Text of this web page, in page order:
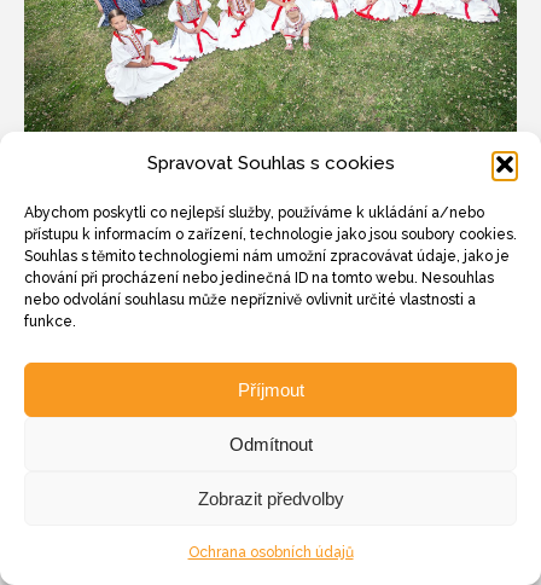
Spravovat Souhlas s cookies
Abychom poskytli co nejlepší služby, používáme k ukládání a/nebo
přístupu k informacím o zařízení, technologie jako jsou soubory cookies.
Souhlas s těmito technologiemi nám umožní zpracovávat údaje, jako je
chování při procházení nebo jedinečná ID na tomto webu. Nesouhlas
nebo odvolání souhlasu může nepříznivě ovlivnit určité vlastnosti a
funkce.
Příjmout
Odmítnout
Zobrazit předvolby
Ochrana osobních údajů
Copyright © Weiron Dynamics, s.r.o. | Tvorba webových stráneka